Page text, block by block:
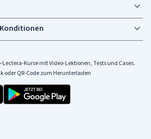
Lectera-Kurse mit Video-Lektionen, Tests und Cases.
oder QR-Code zum Herunterladen